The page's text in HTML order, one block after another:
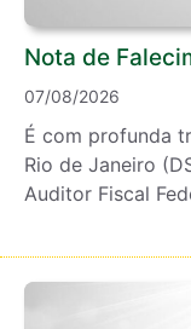
Nota de
07/08/2026
É com profunda
Rio de Janeiro
Auditor Fiscal